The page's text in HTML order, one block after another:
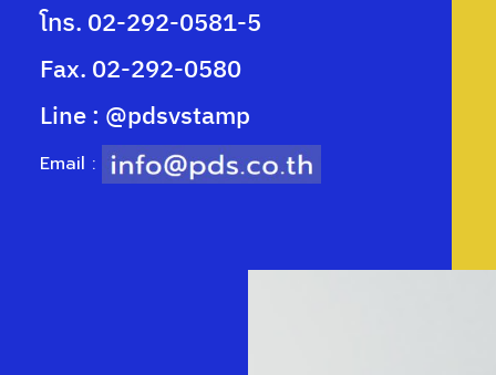
โทร. 02-292-0581-5
Fax. 02-292-0580
Line : @pdsvstamp
Email :